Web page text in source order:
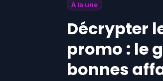
À la une
Décrypter
promo : le
bonnes